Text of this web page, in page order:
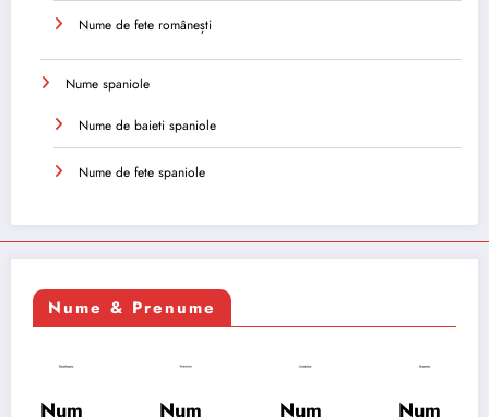
Nume de fete românești
Nume spaniole
Nume de baieti spaniole
Nume de fete spaniole
Nume & Prenume
Num
Num
Num
Num